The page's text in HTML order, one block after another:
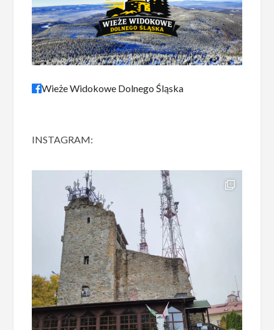
Wieże Widokowe Dolnego Śląska
INSTAGRAM: